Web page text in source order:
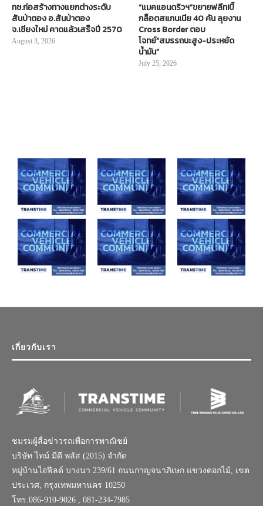
ทช.ก่อสร้างทางแยกต่างระดับ
สันป่าตอง อ.สันป่าตอง
จ.เชียงใหม่ คาดแล้วเสร็จปี 2570
August 3, 2026
“แมคแอนดริวฯ”ขยายฟลีท!บิ๊
กล็อตสแกนเนีย 40 คัน ลุยงาน
Cross Border ตอบ
โจทย์“สมรรถนะสูง-ประหยัด
น้ำมัน”
July 25, 2026
เกี่ยวกับเรา
ชมรมผู้สื่อข่าวรถเพื่อการพาณิชย์
บริษัท ไทม์ มีดี พลัส (2015) จำกัด
หมู่บ้านไอฟีลด์ บางนา 239/61 ถนนกาญจนาภิเษก แขวงดอกไม้, เขต
ประเวศ, กรุงเทพมหานคร 10250
โทร.086-910-9026 , 081-234-7985